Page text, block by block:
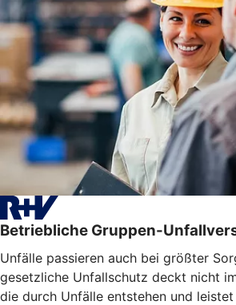
Betriebliche Gruppen-
Unfälle passieren auch bei größter
gesetzliche Unfallschutz deckt nicht
die durch Unfälle entstehen und